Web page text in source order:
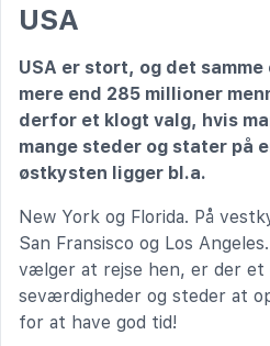
USA
USA er stort, og det
mere end 285 millioner
derfor et klogt valg, hvis
mange steder og stater på
østkysten ligger bl.a.
New York og Florida. På
San Fransisco og Los
vælger at rejse hen, er der et
seværdigheder og steder at
for at have god tid!